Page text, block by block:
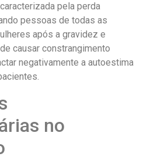
pela perda
pessoas de todas as
após a gravidez e
causar constrangimento
negativamente a autoestima
no